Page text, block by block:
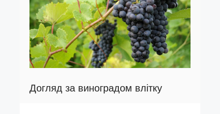
Догляд за виноградом влітку